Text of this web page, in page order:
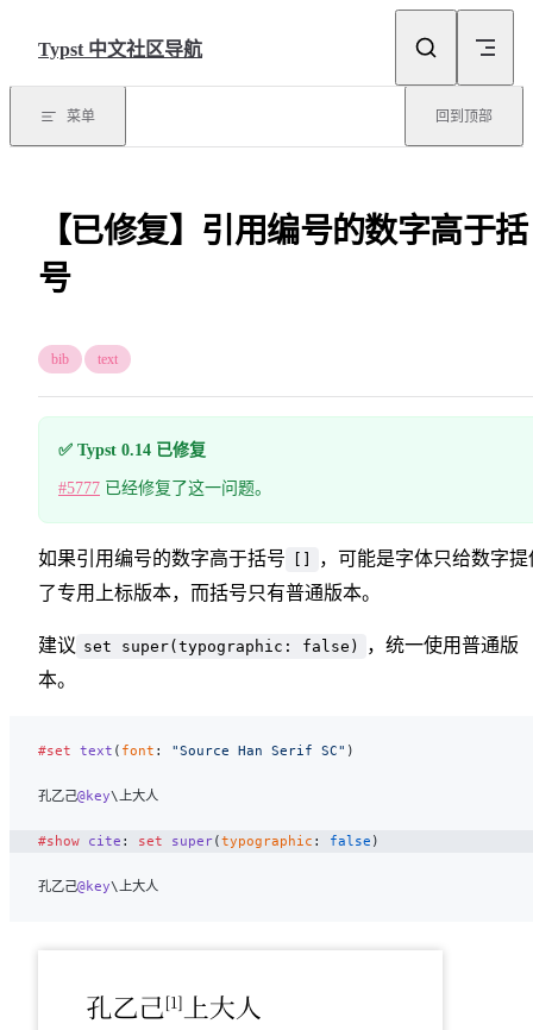
Typst 中文社区导航
菜单 回到顶部
【已修复】引用编号的数字高于括
号
bib text
✅ Typst 0.14 已修复
#5777 已经修复了这一问题。
如果引用编号的数字高于括号
，可能是字体只给数字提
了专用上标版本，而括号只有普通版本。
建议 set super(typographic: false)
，统一使用普通版
本。
#set text ( font : "Source Han Serif SC" )
孔乙己@key\上大人
#show cite : set super(typographic : false )
孔乙己@key\上大人